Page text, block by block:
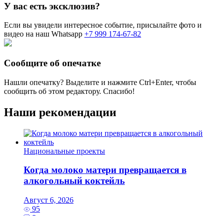
У вас есть эксклюзив?
Если вы увидели интересное событие, присылайте фото и
видео на наш Whatsapp +7 999 174-67-82
Сообщите об опечатке
Нашли опечатку? Выделите и нажмите Ctrl+Enter, чтобы
сообщить об этом редактору. Спасибо!
Наши рекомендации
Национальные проекты
Когда молоко матери превращается в
алкогольный коктейль
Август 6, 2026
95